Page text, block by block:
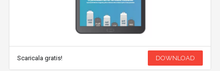
Scaricala gratis! DOWNLOAD